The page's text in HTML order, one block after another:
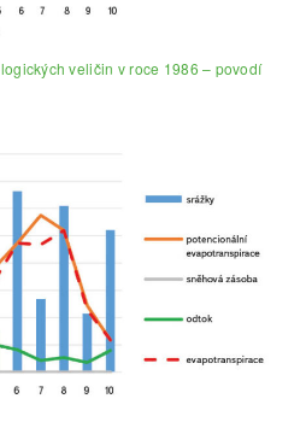
veličin v roce 1986 – povodí